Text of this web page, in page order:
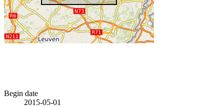
Begin date
2015-05-01